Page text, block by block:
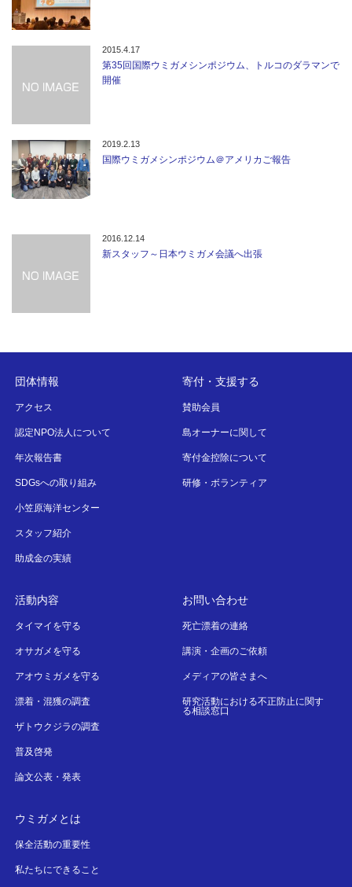
2015.4.17
第35回国際ウミガメシンポジウム、トルコのダラマンで
開催
2019.2.13
国際ウミガメシンポジウム＠アメリカご報告
2016.12.14
新スタッフ～日本ウミガメ会議へ出張
団体情報
アクセス
認定NPO法人について
年次報告書
SDGsへの取り組み
小笠原海洋センター
スタッフ紹介
助成金の実績
寄付・支援する
賛助会員
島オーナーに関して
寄付金控除について
研修・ボランティア
活動内容
タイマイを守る
オサガメを守る
アオウミガメを守る
漂着・混獲の調査
ザトウクジラの調査
普及啓発
論文公表・発表
お問い合わせ
死亡漂着の連絡
講演・企画のご依頼
メディアの皆さまへ
研究活動における不正防止に関す
る相談窓口
ウミガメとは
保全活動の重要性
私たちにできること